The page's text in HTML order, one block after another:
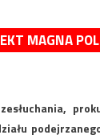
MAGNA